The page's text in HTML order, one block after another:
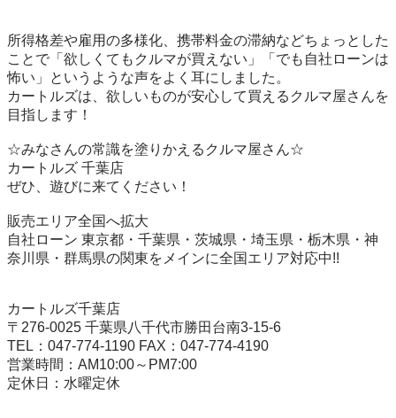
所得格差や雇用の多様化、携帯料金の滞納などちょっとした
ことで「欲しくてもクルマが買えない」「でも自社ローンは
怖い」というような声をよく耳にしました。
カートルズは、欲しいものが安心して買えるクルマ屋さんを
目指します！
☆みなさんの常識を塗りかえるクルマ屋さん☆
カートルズ 千葉店
ぜひ、遊びに来てください！
販売エリア全国へ拡大
自社ローン 東京都・千葉県・茨城県・埼玉県・栃木県・神
奈川県・群馬県の関東をメインに全国エリア対応中!!
カートルズ千葉店
〒276-0025 千葉県八千代市勝田台南3-15-6
TEL：047-774-1190 FAX：047-774-4190
営業時間：AM10:00～PM7:00